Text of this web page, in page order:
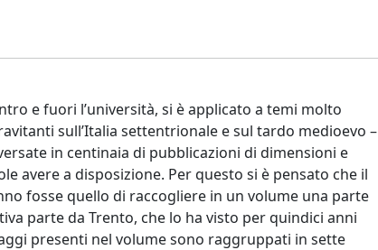
e fuori l’università, si è applicato a temi molto
sull’Italia settentrionale e sul tardo medioevo –
in centinaia di pubblicazioni di dimensioni e
avere a disposizione. Per questo si è pensato che il
fosse quello di raccogliere in un volume una parte
parte da Trento, che lo ha visto per quindici anni
presenti nel volume sono raggruppati in sette